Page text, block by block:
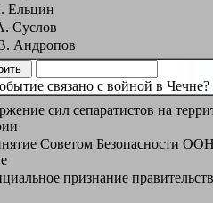
Ельцин
Суслов
Андропов
связано с войной в Чечне?
сил сепаратистов на
Советом Безопасности
признание